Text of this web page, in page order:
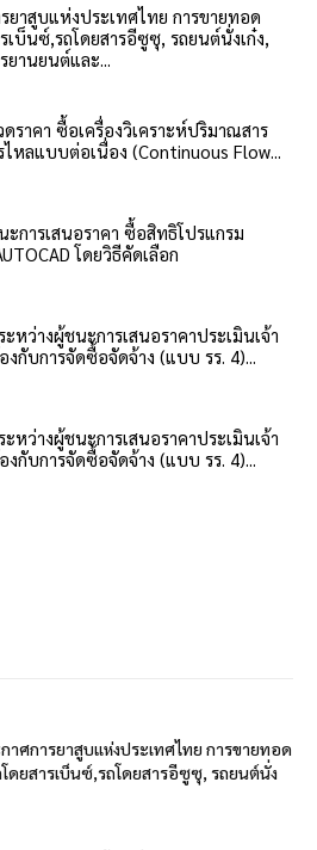
ยาสูบแห่งประเทศไทย การขายทอด
เบ็นซ์,รถโดยสารอีซูซุ, รถยนต์นั่งเก๋ง,
านยนต์และ...
ราคา ซื้อเครื่องวิเคราะห์ปริมาณสาร
หลแบบต่อเนื่อง (Continuous Flow...
การเสนอราคา ซื้อสิทธิโปรแกรม
โดยวิธีคัดเลือก
ะหว่างผู้ชนะการเสนอราคาประเมินเจ้า
กับการจัดซื้อจัดจ้าง (แบบ รร. 4)...
ะหว่างผู้ชนะการเสนอราคาประเมินเจ้า
กับการจัดซื้อจัดจ้าง (แบบ รร. 4)...
าศการยาสูบแห่งประเทศไทย การขายทอด
ดยสารเบ็นซ์,รถโดยสารอีซูซุ, รถยนต์นั่ง